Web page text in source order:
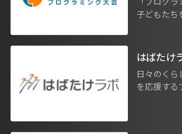
子どもたち
はばたけ
日々のくら
を応援する